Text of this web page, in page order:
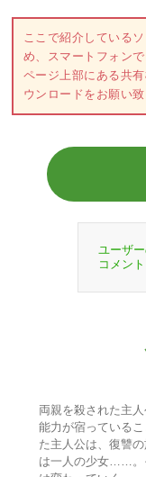
ここで紹介している
め、スマートフォン
ページ上部にある共
ウンロードをお願い致
ユーザ
コメント
両親を殺された主
能力が宿っている
た主人公は、復讐
は一人の少女……。